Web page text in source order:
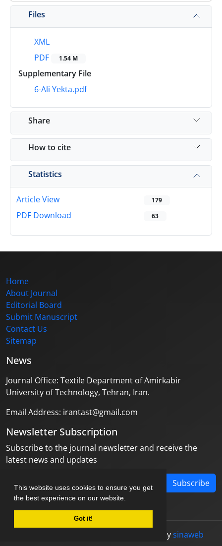
This website uses cookies to ensure you get
the best experience on our website.
Got it!
Files
XML
PDF
1.54 M
Supplementary File
6-Ali Yekta.pdf
Share
How to cite
Statistics
Article View 179
PDF Download 63
Home
About Journal
Editorial Board
Submit Manuscript
Contact Us
Sitemap
News
Journal Office: Textile Department of Amirkabir
University of Technology, Tehran, Iran.
Email Address: irantast@gmail.com
Newsletter Subscription
Subscribe to the journal newsletter and receive the
latest news and updates
Subscribe
designed bysinaweb